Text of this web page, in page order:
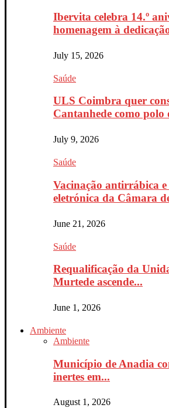
Ibervita celebra 14.º
homenagem à
July 15, 2026
Saúde
ULS Coimbra quer
Cantanhede como polo
July 9, 2026
Saúde
Vacinação antirrábica
eletrónica da Câmara
June 21, 2026
Saúde
Requalificação da
Murtede ascende...
June 1, 2026
Ambiente
Ambiente
Município de Anadia
inertes em...
August 1, 2026